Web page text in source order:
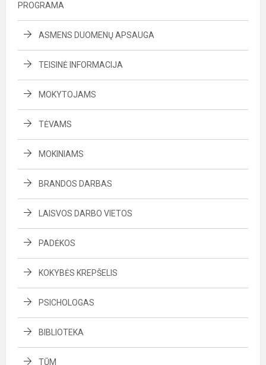
PROGRAMA
ASMENS DUOMENŲ APSAUGA
TEISINĖ INFORMACIJA
MOKYTOJAMS
TĖVAMS
MOKINIAMS
BRANDOS DARBAS
LAISVOS DARBO VIETOS
PADĖKOS
KOKYBĖS KREPŠELIS
PSICHOLOGAS
BIBLIOTEKA
TŪM